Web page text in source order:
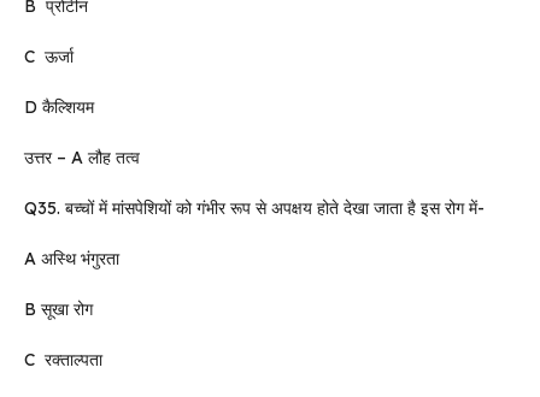
B प्रोटीन
C ऊर्जा
D कैल्शियम
उत्तर – A लौह तत्व
Q35. बच्चों में मांसपेशियों को गंभीर रूप से अपक्षय होते देखा जाता है इस रोग में-
A अस्थि भंगुरता
B सूखा रोग
C रक्ताल्पता